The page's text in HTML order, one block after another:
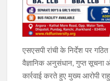
एसएसपी रांची के निर्देश पर
वैज्ञानिक अनुसंधान, गुप्त सूचना
कार्रवाई करते हुए मुख्य आरोपी